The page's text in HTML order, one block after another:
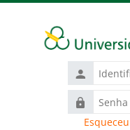
Identificação
de
usuário
Senha